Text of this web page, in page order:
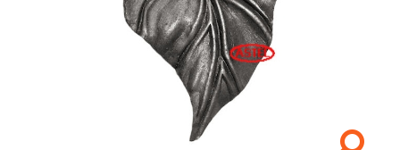
Akcesoria i narzędzia